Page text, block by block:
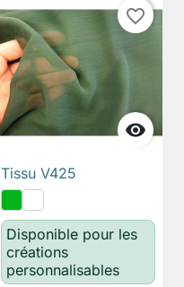

favorite_border
Tissu V425
Disponible pour les
créations
personnalisables